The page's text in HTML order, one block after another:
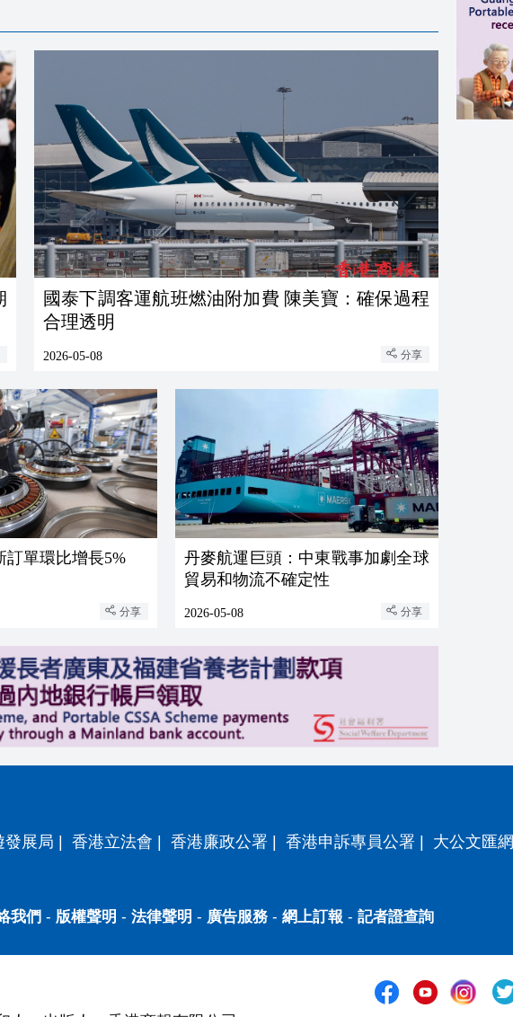
國泰下調客運航班燃油附加費 陳美寶：確保過程
合理透明
2026-05-08 分享
訂單環比增長5%
分享
丹麥航運巨頭：中東戰事加劇全球
貿易和物流不確定性
2026-05-08 分享
發展局 香港立法會 香港廉政公署 香港申訴專員公署 大公文匯網
我們 - 版權聲明 - 法律聲明 - 廣告服務- 網上訂報 - 記者證查詢